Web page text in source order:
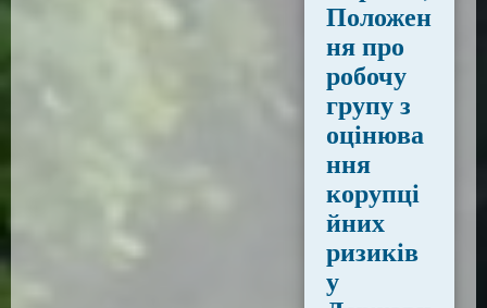
Положен
ня про
робочу
групу з
оцінюва
ння
корупці
йних
ризиків
у